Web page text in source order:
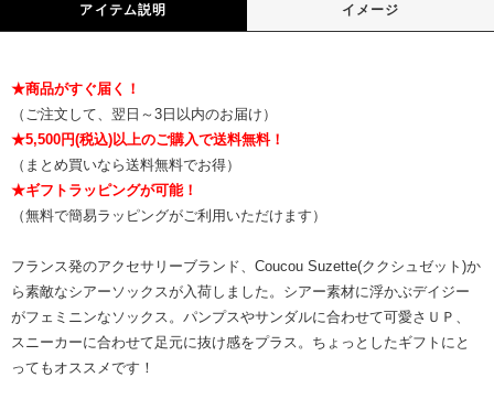
アイテム説明 イメージ
★商品がすぐ届く！
（ご注文して、翌日～3日以内のお届け）
★5,500円(税込)以上のご購入で送料無料！
（まとめ買いなら送料無料でお得）
★ギフトラッピングが可能！
（無料で簡易ラッピングがご利用いただけます）
フランス発のアクセサリーブランド、Coucou Suzette(ククシュゼット)か
ら素敵なシアーソックスが入荷しました。シアー素材に浮かぶデイジー
がフェミニンなソックス。パンプスやサンダルに合わせて可愛さＵＰ、
スニーカーに合わせて足元に抜け感をプラス。ちょっとしたギフトにと
ってもオススメです！